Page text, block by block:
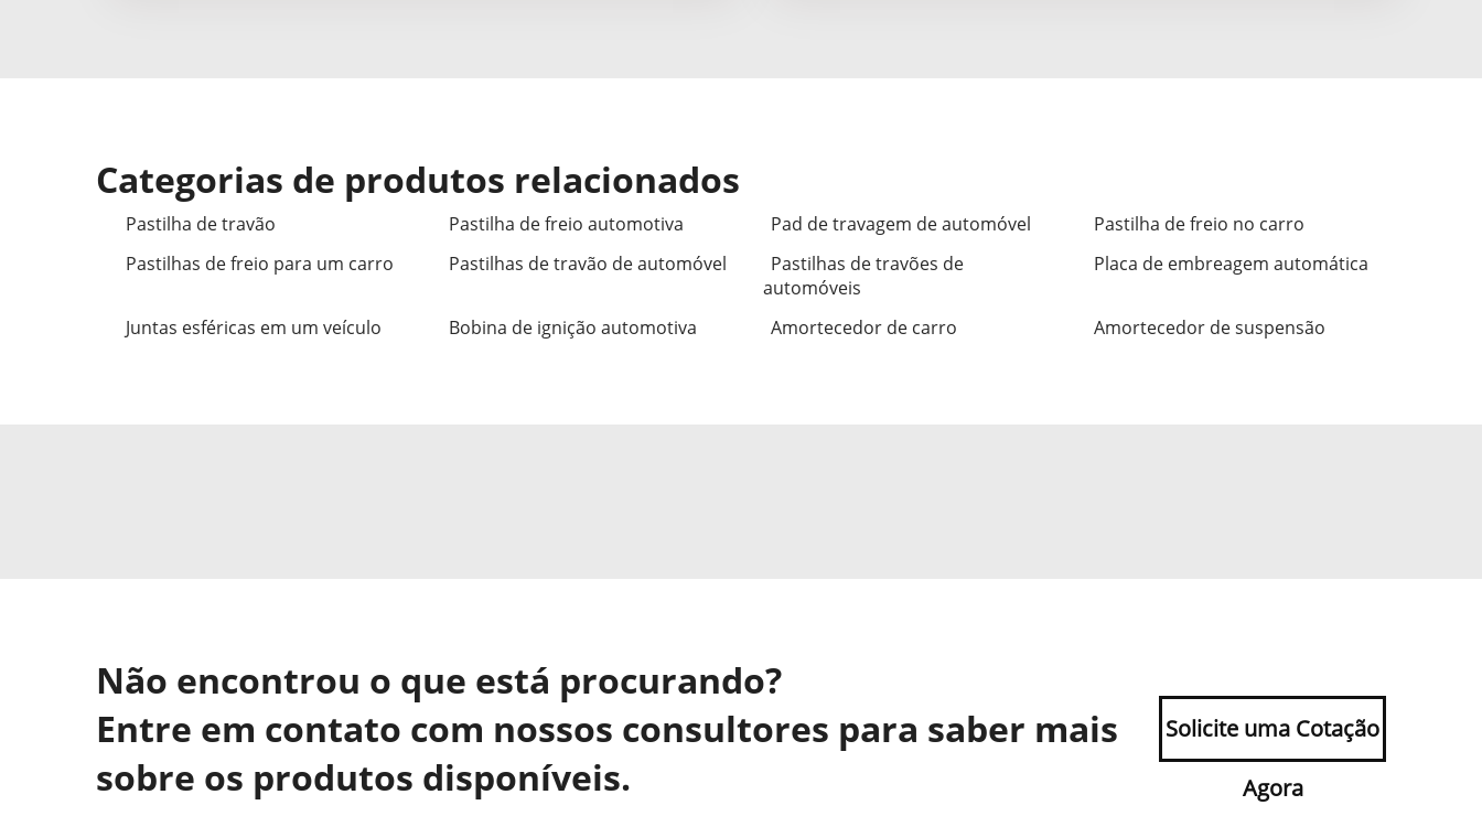
Categorias de produtos relacionados
Pastilha de travão Pastilha de freio automotiva Pad de travagem de automóvel
Pastilha de freio no carro
Pastilhas de freio para um carro
Pastilhas de travão de automóvel
Pastilhas de travões de
automóveis
Placa de embreagem automática
Juntas esféricas em um veículo Bobina de ignição automotiva Amortecedor de carro Amortecedor de suspensão
Não encontrou o que está procurando?
Entre em contato com nossos consultores para saber mais
sobre os produtos disponíveis.
Solicite uma Cotação
Agora